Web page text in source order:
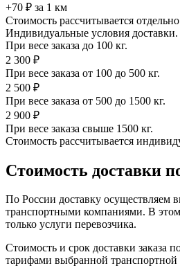
+70 ₽ за 1 км
Стоимость рассчитывается
Индивидуальные условия доставки.
При весе заказа до 100 кг.
2 300 ₽
При весе заказа от 100 до 500 кг.
2 500 ₽
При весе заказа от 500 до 1500 кг.
2 900 ₽
При весе заказа свыше 1500 кг.
Стоимость рассчитывается
Стоимость доставки
По России доставку осуществляем
транспортными компаниями. В этом
только услуги перевозчика.
Стоимость и срок доставки заказа
тарифами выбранной